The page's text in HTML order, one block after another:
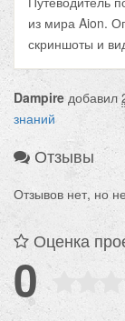
из мира Aion.
скриншоты и
Dampire добавил
знаний
Отзывы
Отзывов нет, но
Оценка
0